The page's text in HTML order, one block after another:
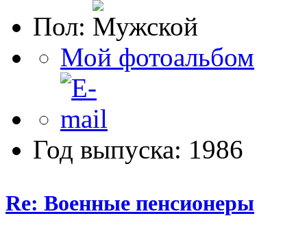
Пол:
Мой фотоальбом
Год выпуска: 1986
Re: Военные пенсионеры